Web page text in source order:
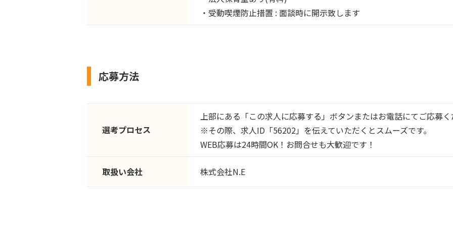
・受動喫煙防止措置 : 面談時に開示致します
応募方法
選考プロセス
上部にある「この求人に応募する」ボタンまたはお電話にてご応募
※その際、求人ID「56202」を伝えていただくとスムーズです。
WEB応募は24時間OK！お問合せも大歓迎です！
取扱い会社 株式会社N.E